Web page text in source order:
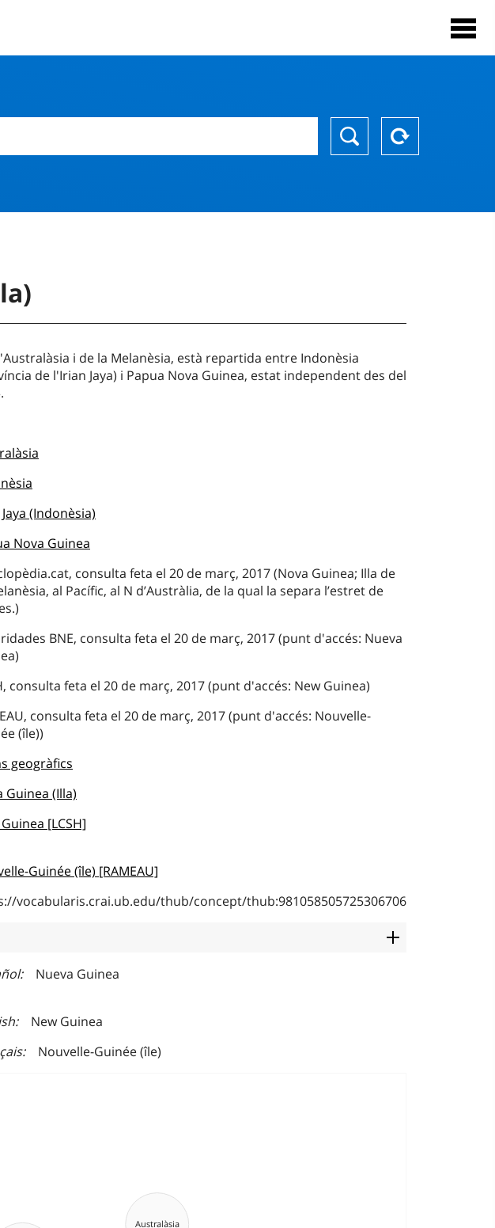
i de la Melanèsia, està repartida entre Indonèsia
de l'Irian Jaya) i Papua Nova Guinea, estat independent des del
(Indonèsia)
Nova Guinea
consulta feta el 20 de març, 2017 (Nova Guinea; Illa de
al Pacífic, al N d’Austràlia, de la qual la separa l’estret de
BNE, consulta feta el 20 de març, 2017 (punt d'accés: Nueva
consulta feta el 20 de març, 2017 (punt d'accés: New Guinea)
consulta feta el 20 de març, 2017 (punt d'accés: Nouvelle-
(île))
geogràfics
Guinea (Illa)
[LCSH]
Guinée (île) [RAMEAU]
vocabularis.crai.ub.edu/thub/concept/thub:981058505725306706
Nueva Guinea
New Guinea
Nouvelle-Guinée (île)
Australàsia